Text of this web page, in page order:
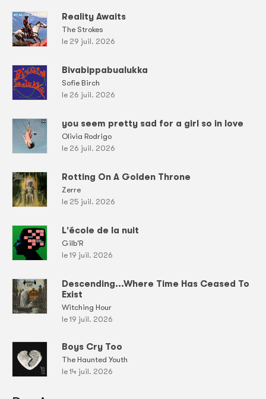
Reality Awaits
The Strokes
le 29 juil. 2026
Bivabippabualukka
Sofie Birch
le 26 juil. 2026
you seem pretty sad for a girl so in love
Olivia Rodrigo
le 26 juil. 2026
Rotting On A Golden Throne
Zerre
le 25 juil. 2026
L'école de la nuit
Gilb'R
le 19 juil. 2026
Descending...Where Time Has Ceased To
Exist
Witching Hour
le 19 juil. 2026
Boys Cry Too
The Haunted Youth
le 14 juil. 2026